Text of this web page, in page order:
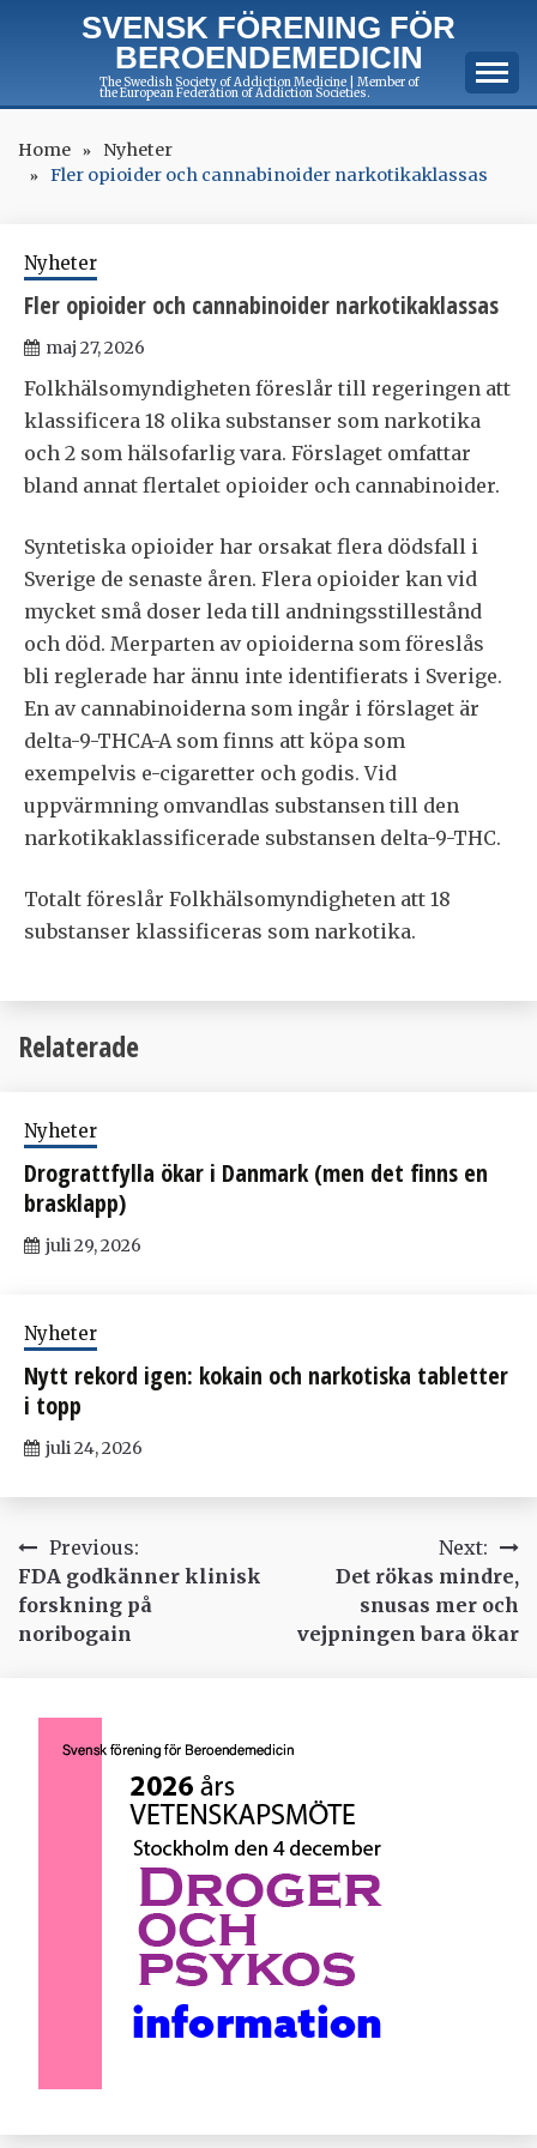
SVENSK FÖRENING FÖR
BEROENDEMEDICIN
The Swedish Society of Addiction Medicine | Member of
the European Federation of Addiction Societies.
Home
Nyheter
Fler opioider och cannabinoider narkotikaklassas
Nyheter
Fler opioider och cannabinoider narkotikaklassas
maj 27, 2026
Folkhälsomyndigheten föreslår till regeringen att
klassificera 18 olika substanser som narkotika
och 2 som hälsofarlig vara. Förslaget omfattar
bland annat flertalet opioider och cannabinoider.
Syntetiska opioider har orsakat flera dödsfall i
Sverige de senaste åren. Flera opioider kan vid
mycket små doser leda till andningsstillestånd
och död. Merparten av opioiderna som föreslås
bli reglerade har ännu inte identifierats i Sverige.
En av cannabinoiderna som ingår i förslaget är
delta-9-THCA-A som finns att köpa som
exempelvis e-cigaretter och godis. Vid
uppvärmning omvandlas substansen till den
narkotikaklassificerade substansen delta-9-THC.
Totalt föreslår Folkhälsomyndigheten att 18
substanser klassificeras som narkotika.
Relaterade
Nyheter
Drograttfylla ökar i Danmark (men det finns en
brasklapp)
juli 29, 2026
Nyheter
Nytt rekord igen: kokain och narkotiska tabletter
i topp
juli 24, 2026
Inläggsnavigering
Previous:
FDA godkänner klinisk
forskning på
noribogain
Next:
Det rökas mindre,
snusas mer och
vejpningen bara ökar